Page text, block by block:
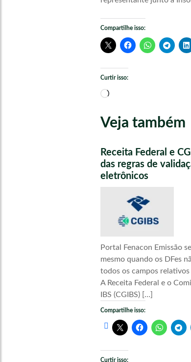
Compartilhe isso:
Curtir isso:
Carregando...
Veja também
Receita Federal e
das regras de
eletrônicos
Portal Fenacon Emissão
mesmo quando os DFes
todos os campos relativos
A Receita Federal e o
IBS (CGIBS) […]
Compartilhe isso:
Curtir isso: